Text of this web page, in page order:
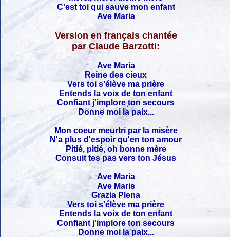
C'est toi qui sauve mon enfant
Ave Maria
Version en français chantée
par Claude Barzotti:
Ave Maria
Reine des cieux
Vers toi s'élève ma prière
Entends la voix de ton enfant
Confiant j'implore ton secours
Donne moi la paix...
Mon coeur meurtri par la misère
N'a plus d'espoir qu'en ton amour
Pitié, pitié, oh bonne mère
Consuit tes pas vers ton Jésus
Ave Maria
Ave Maris
Grazia Plena
Vers toi s'élève ma prière
Entends la voix de ton enfant
Confiant j'implore ton secours
Donne moi la paix...